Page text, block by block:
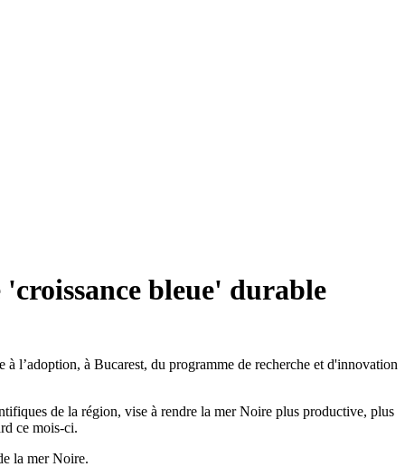
bleue' durable
l’adoption, à Bucarest, du programme de recherche et d'innovation
de la région, vise à rendre la mer Noire plus productive, plus
ce mois-ci.
la mer Noire.